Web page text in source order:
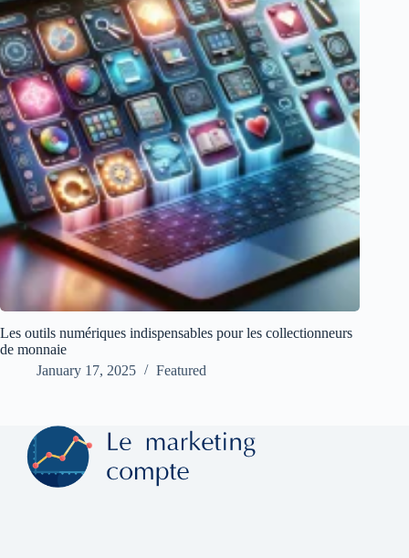
Les outils numériques indispensables pour les collectionneurs
de monnaie
January 17, 2025
Featured